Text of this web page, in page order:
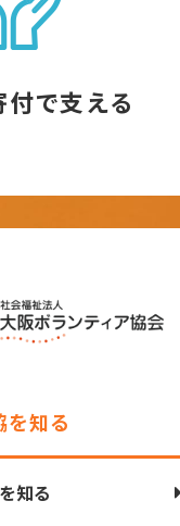
で支える
を知る
知る